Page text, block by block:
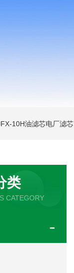
10H油滤芯电厂滤芯
类
CATEGORY